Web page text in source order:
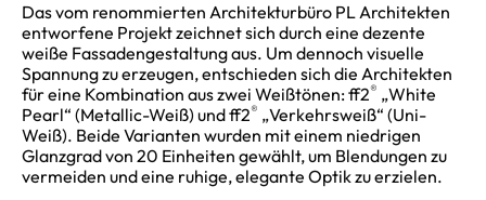
Das vom renommierten Architekturbüro PL Architekten
entworfene Projekt zeichnet sich durch eine dezente
weiße Fassadengestaltung aus. Um dennoch visuelle
Spannung zu erzeugen, entschieden sich die Architekten
für eine Kombination aus zwei Weißtönen: ff2® „White
Pearl“ (Metallic-Weiß) und ff2® „Verkehrsweiß“ (Uni-
Weiß). Beide Varianten wurden mit einem niedrigen
Glanzgrad von 20 Einheiten gewählt, um Blendungen zu
vermeiden und eine ruhige, elegante Optik zu erzielen.